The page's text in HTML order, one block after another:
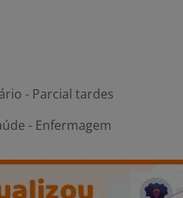
- Parcial tardes
- Enfermagem